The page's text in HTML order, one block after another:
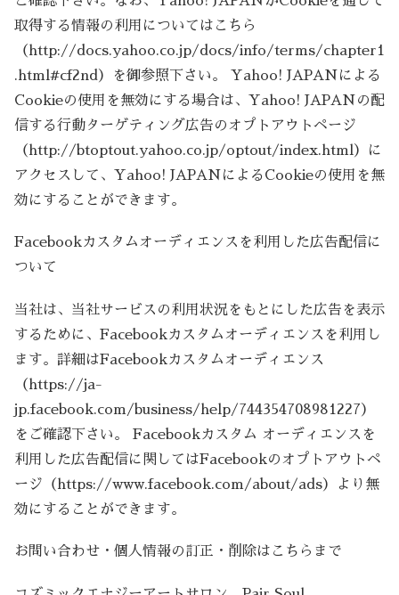
取得する情報の利用についてはこちら
（http://docs.yahoo.co.jp/docs/info/terms/chapter1
.html#cf2nd）を御参照下さい。 Yahoo! JAPANによる
Cookieの使用を無効にする場合は、Yahoo! JAPANの配
信する行動ターゲティング広告のオプトアウトページ
（http://btoptout.yahoo.co.jp/optout/index.html）に
アクセスして、Yahoo! JAPANによるCookieの使用を無
効にすることができます。
Facebookカスタムオーディエンスを利用した広告配信に
ついて
当社は、当社サービスの利用状況をもとにした広告を表示
するために、Facebookカスタムオーディエンスを利用し
ます。詳細はFacebookカスタムオーディエンス
（https://ja-
jp.facebook.com/business/help/744354708981227）
をご確認下さい。 Facebookカスタム オーディエンスを
利用した広告配信に関してはFacebookのオプトアウトペ
ージ（https://www.facebook.com/about/ads）より無
効にすることができます。
お問い合わせ・個人情報の訂正・削除はこちらまで